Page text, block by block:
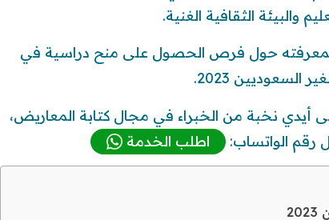
والبيئة الثقافية الغنية.
لمعرفته حول فرص الحصول على منح دراسية في
السعوديين 2023.
نخبة من الخبراء في مجال كتابة المعاريض،
رقم الواتساب:
اطلب الخدمة